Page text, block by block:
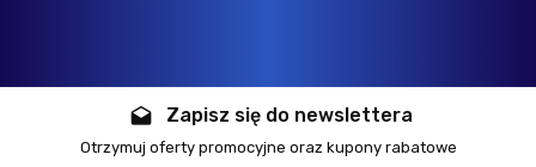
drafts Zapisz się do newslettera
Otrzymuj oferty promocyjne oraz kupony rabatowe